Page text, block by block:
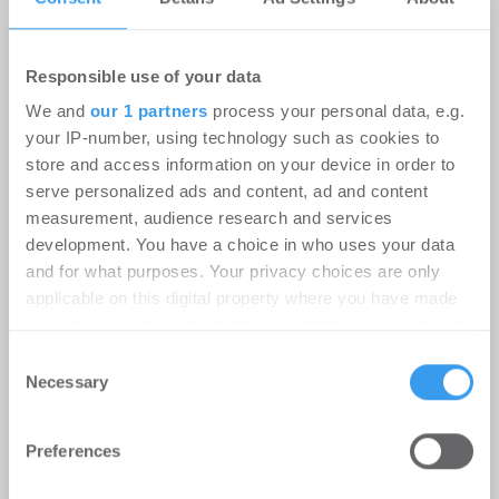
Responsible use of your data
We and our 1 partners process your personal data, e.g.
your IP-number, using technology such as cookies to
store and access information on your device in order to
serve personalized ads and content, ad and content
measurement, audience research and services
development. You have a choice in who uses your data
and for what purposes. Your privacy choices are only
applicable on this digital property where you have made
the Privacy trigger icon.
Find out more about how your personal data is processed
and set your preferences in the
Selection
Necessary
Preferences
Apartments am Checkpoint Charlie